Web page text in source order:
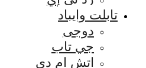
تابلت وايباد
دوجى
جي تاب
اتش ام دى